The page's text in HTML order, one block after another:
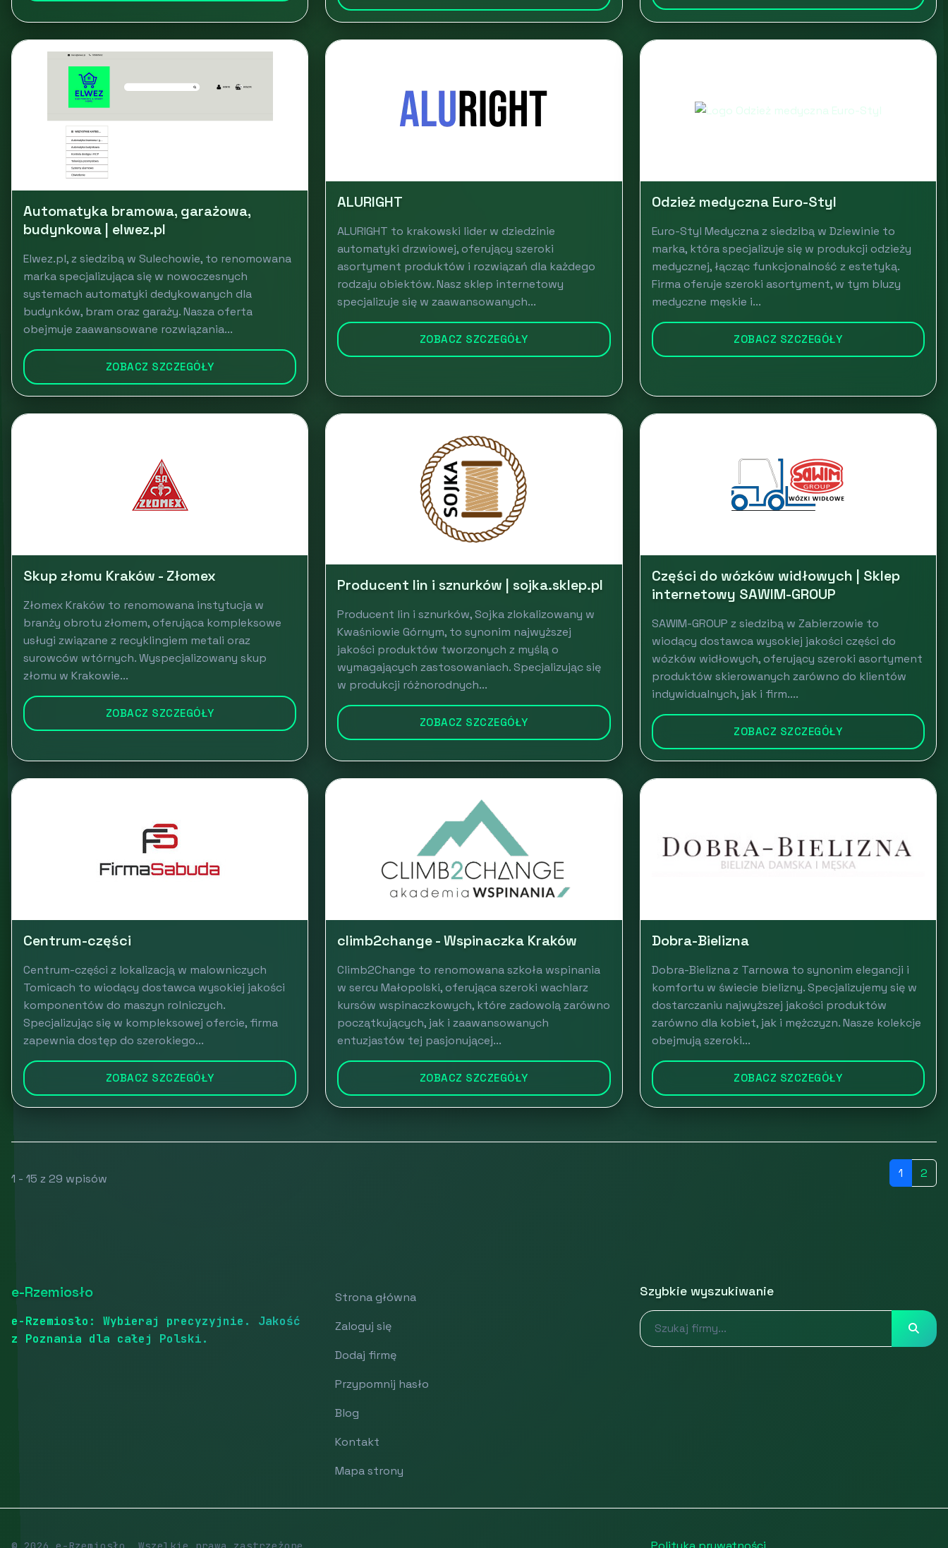
Automatyka bramowa, garażowa,
budynkowa | elwez.pl
Elwez.pl, z siedzibą w Sulechowie, to renomowana
marka specjalizująca się w nowoczesnych
systemach automatyki dedykowanych dla
budynków, bram oraz garaży. Nasza oferta
obejmuje zaawansowane rozwiązania...
ZOBACZ SZCZEGÓŁY
ALURIGHT
ALURIGHT to krakowski lider w dziedzinie
automatyki drzwiowej, oferujący szeroki
asortyment produktów i rozwiązań dla każdego
rodzaju obiektów. Nasz sklep internetowy
specjalizuje się w zaawansowanych...
ZOBACZ SZCZEGÓŁY
Odzież medyczna Euro-Styl
Euro-Styl Medyczna z siedzibą w Dziewinie to
marka, która specjalizuje się w produkcji odzieży
medycznej, łącząc funkcjonalność z estetyką.
Firma oferuje szeroki asortyment, w tym bluzy
medyczne męskie i...
ZOBACZ SZCZEGÓŁY
Skup złomu Kraków - Złomex
Złomex Kraków to renomowana instytucja w
branży obrotu złomem, oferująca kompleksowe
usługi związane z recyklingiem metali oraz
surowców wtórnych. Wyspecjalizowany skup
złomu w Krakowie...
ZOBACZ SZCZEGÓŁY
Producent lin i sznurków | sojka.sklep.pl
Producent lin i sznurków, Sojka zlokalizowany w
Kwaśniowie Górnym, to synonim najwyższej
jakości produktów tworzonych z myślą o
wymagających zastosowaniach. Specjalizując się
w produkcji różnorodnych...
ZOBACZ SZCZEGÓŁY
Części do wózków widłowych | Sklep
internetowy SAWIM-GROUP
SAWIM-GROUP z siedzibą w Zabierzowie to
wiodący dostawca wysokiej jakości części do
wózków widłowych, oferujący szeroki asortyment
produktów skierowanych zarówno do klientów
indywidualnych, jak i firm....
ZOBACZ SZCZEGÓŁY
Centrum-części
Centrum-części z lokalizacją w malowniczych
Tomicach to wiodący dostawca wysokiej jakości
komponentów do maszyn rolniczych.
Specjalizując się w kompleksowej ofercie, firma
zapewnia dostęp do szerokiego...
ZOBACZ SZCZEGÓŁY
climb2change - Wspinaczka Kraków
Climb2Change to renomowana szkoła wspinania
w sercu Małopolski, oferująca szeroki wachlarz
kursów wspinaczkowych, które zadowolą zarówno
początkujących, jak i zaawansowanych
entuzjastów tej pasjonującej...
ZOBACZ SZCZEGÓŁY
Dobra-Bielizna
Dobra-Bielizna z Tarnowa to synonim elegancji i
komfortu w świecie bielizny. Specjalizujemy się w
dostarczaniu najwyższej jakości produktów
zarówno dla kobiet, jak i mężczyzn. Nasze kolekcje
obejmują szeroki...
ZOBACZ SZCZEGÓŁY
1 - 15 z 29 wpisów 1 2
e-Rzemiosło
e-Rzemiosło: Wybieraj precyzyjnie. Jakość
z Poznania dla całej Polski.
Strona główna
Zaloguj się
Dodaj firmę
Przypomnij hasło
Blog
Kontakt
Mapa strony
Szybkie wyszukiwanie